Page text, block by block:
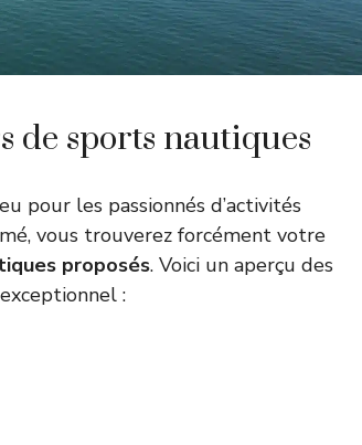
de sports nautiques
pour les passionnés d’activités
vous trouverez forcément votre
proposés. Voici un aperçu des
: